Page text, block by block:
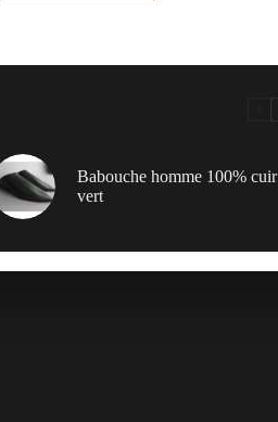
Babouche homme 100% cuir
vert